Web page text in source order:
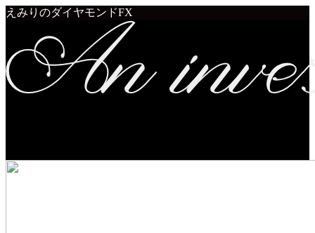
えみりのダイヤモンドFX